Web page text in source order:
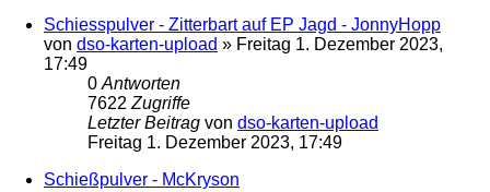
Schiesspulver - Zitterbart auf EP Jagd - JonnyHopp
von dso-karten-upload » Freitag 1. Dezember 2023,
17:49
0Antworten
7622Zugriffe
Letzter Beitrag von dso-karten-upload
Freitag 1. Dezember 2023, 17:49
Schießpulver - McKryson